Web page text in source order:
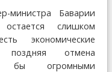
министра Баварии
слишком
экономические
отмена
бы огромными